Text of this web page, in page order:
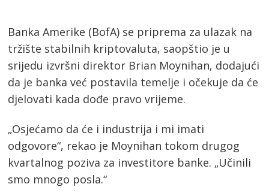
Banka Amerike (BofA) se priprema za ulazak na
tržište stabilnih kriptovaluta, saopštio je u
srijedu izvršni direktor Brian Moynihan, dodajući
da je banka već postavila temelje i očekuje da će
djelovati kada dođe pravo vrijeme.
„Osjećamo da će i industrija i mi imati
odgovore“, rekao je Moynihan tokom drugog
kvartalnog poziva za investitore banke. „Učinili
smo mnogo posla.“